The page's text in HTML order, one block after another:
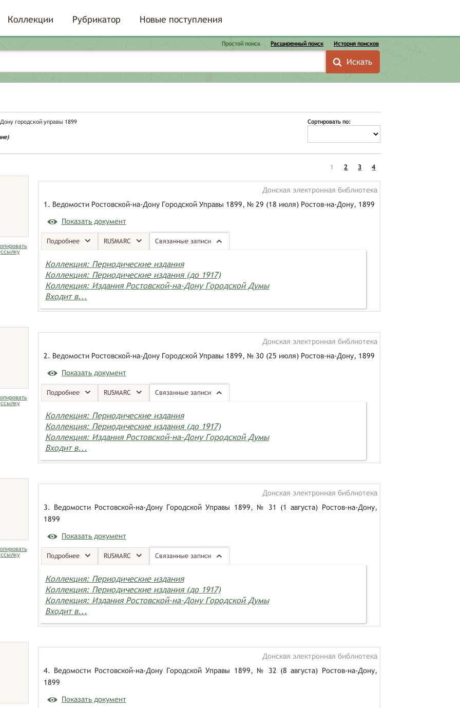
Коллекции Рубрикатор Новые поступления
Простой поиск Расширенный поиск История поисков
Сортировать по:
городской управы 1899
1 2 3 4
ссылку
Донская электронная библиотека
1. Ведомости Ростовской-на-Дону Городской Управы 1899, № 29 (18 июля) Ростов-на-Дону, 1899
Показать документ
Подробнее RUSMARC Связанные записи
Коллекция: Периодические издания
Коллекция: Периодические издания (до 1917)
Коллекция: Издания Ростовской-на-Дону Городской Думы
Входит в...
ссылку
Донская электронная библиотека
2. Ведомости Ростовской-на-Дону Городской Управы 1899, № 30 (25 июля) Ростов-на-Дону, 1899
Показать документ
Подробнее RUSMARC Связанные записи
Коллекция: Периодические издания
Коллекция: Периодические издания (до 1917)
Коллекция: Издания Ростовской-на-Дону Городской Думы
Входит в...
ссылку
Донская электронная библиотека
3. Ведомости Ростовской-на-Дону Городской Управы 1899, № 31 (1 августа) Ростов-на-Дону,
1899
Показать документ
Подробнее RUSMARC Связанные записи
Коллекция: Периодические издания
Коллекция: Периодические издания (до 1917)
Коллекция: Издания Ростовской-на-Дону Городской Думы
Входит в...
Донская электронная библиотека
4. Ведомости Ростовской-на-Дону Городской Управы 1899, № 32 (8 августа) Ростов-на-Дону,
1899
Показать документ